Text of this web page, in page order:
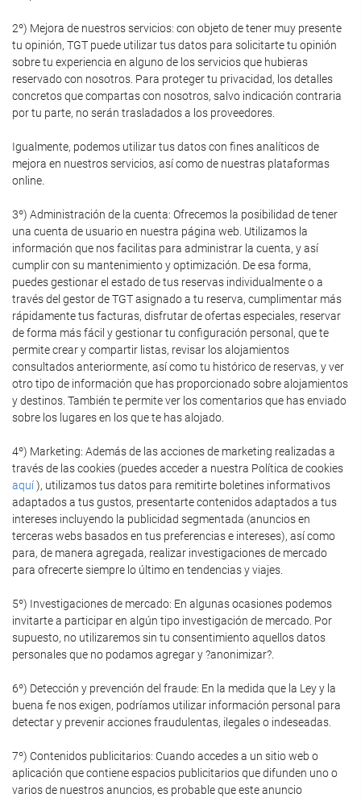
2º) Mejora de nuestros servicios: con objeto de tener muy presente
tu opinión, TGT puede utilizar tus datos para solicitarte tu opinión
sobre tu experiencia en alguno de los servicios que hubieras
reservado con nosotros. Para proteger tu privacidad, los detalles
concretos que compartas con nosotros, salvo indicación contraria
por tu parte, no serán trasladados a los proveedores.
Igualmente, podemos utilizar tus datos con fines analíticos de
mejora en nuestros servicios, así como de nuestras plataformas
online.
3º) Administración de la cuenta: Ofrecemos la posibilidad de tener
una cuenta de usuario en nuestra página web. Utilizamos la
información que nos facilitas para administrar la cuenta, y así
cumplir con su mantenimiento y optimización. De esa forma,
puedes gestionar el estado de tus reservas individualmente o a
través del gestor de TGT asignado a tu reserva, cumplimentar más
rápidamente tus facturas, disfrutar de ofertas especiales, reservar
de forma más fácil y gestionar tu configuración personal, que te
permite crear y compartir listas, revisar los alojamientos
consultados anteriormente, así como tu histórico de reservas, y ver
otro tipo de información que has proporcionado sobre alojamientos
y destinos. También te permite ver los comentarios que has enviado
sobre los lugares en los que te has alojado.
4º) Marketing: Además de las acciones de marketing realizadas a
través de las cookies (puedes acceder a nuestra Política de cookies
aquí), utilizamos tus datos para remitirte boletines informativos
adaptados a tus gustos, presentarte contenidos adaptados a tus
intereses incluyendo la publicidad segmentada (anuncios en
terceras webs basados en tus preferencias e intereses), así como
para, de manera agregada, realizar investigaciones de mercado
para ofrecerte siempre lo último en tendencias y viajes.
5º) Investigaciones de mercado: En algunas ocasiones podemos
invitarte a participar en algún tipo investigación de mercado. Por
supuesto, no utilizaremos sin tu consentimiento aquellos datos
personales que no podamos agregar y ?anonimizar?.
6º) Detección y prevención del fraude: En la medida que la Ley y la
buena fe nos exigen, podríamos utilizar información personal para
detectar y prevenir acciones fraudulentas, ilegales o indeseadas.
7º) Contenidos publicitarios: Cuando accedes a un sitio web o
aplicación que contiene espacios publicitarios que difunden uno o
varios de nuestros anuncios, es probable que este anuncio